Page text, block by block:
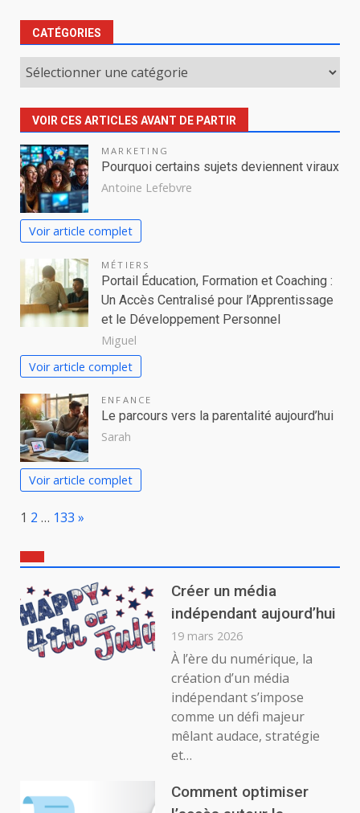
CATÉGORIES
Catégories
VOIR CES ARTICLES AVANT DE PARTIR
MARKETING
Pourquoi certains sujets deviennent viraux
Antoine Lefebvre
Voir article complet
MÉTIERS
Portail Éducation, Formation et Coaching :
Un Accès Centralisé pour l’Apprentissage
et le Développement Personnel
Miguel
Voir article complet
ENFANCE
Le parcours vers la parentalité aujourd’hui
Sarah
Voir article complet
Page:
1 2 … 133 Next
»
Créer un média
indépendant aujourd’hui
19 mars 2026
À l’ère du numérique, la
création d’un média
indépendant s’impose
comme un défi majeur
mêlant audace, stratégie
et…
Comment optimiser